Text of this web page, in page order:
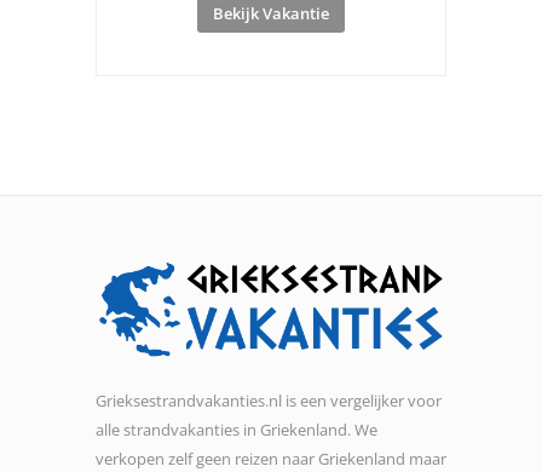
Bekijk Vakantie
Grieksestrandvakanties.nl is een vergelijker voor
alle strandvakanties in Griekenland. We
verkopen zelf geen reizen naar Griekenland maar